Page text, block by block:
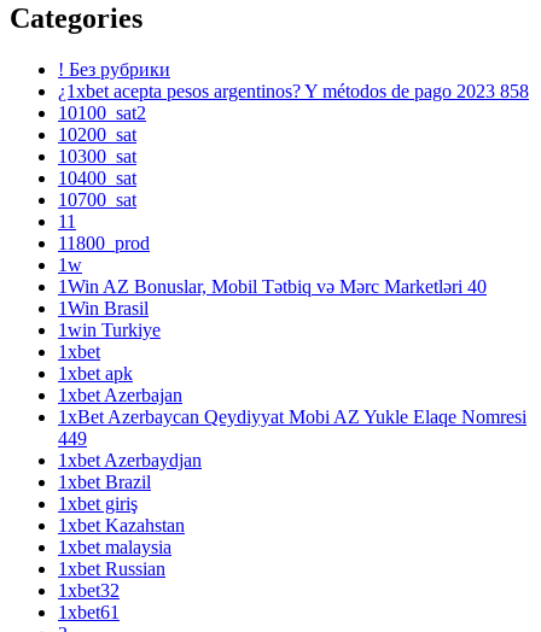
Categories
! Без рубрики
¿1xbet acepta pesos argentinos? Y métodos de pago 2023 858
10100_sat2
10200_sat
10300_sat
10400_sat
10700_sat
11
11800_prod
1w
1Win AZ Bonuslar, Mobil Tətbiq və Mərc Marketləri 40
1Win Brasil
1win Turkiye
1xbet
1xbet apk
1xbet Azerbajan
1xBet Azerbaycan Qeydiyyat Mobi AZ Yukle Elaqe Nomresi
449
1xbet Azerbaydjan
1xbet Brazil
1xbet giriş
1xbet Kazahstan
1xbet malaysia
1xbet Russian
1xbet32
1xbet61